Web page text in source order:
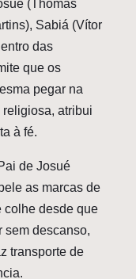
(Thomás
Sabiá (Vítor
das
que os
pegar na
atribui
à fé.
de Josué
as marcas de
colhe desde que
sem descanso,
transporte de